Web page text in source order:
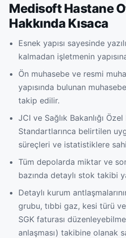
Medisoft Hastane
Hakkında Kısaca
Esnek yapısı sayesinde
kalmadan işletmenin
Ön muhasebe ve resmi
yapısında bulunan
takip edilir.
JCI ve Sağlık Bakanlığı
Standartlarınca belirtilen
süreçleri ve istatistiklere
Tüm depolarda miktar ve
bazında detaylı stok takibi
Detaylı kurum
grubu, tıbbi gaz, kesi türü
SGK faturası
anlaşması) takibine olanak